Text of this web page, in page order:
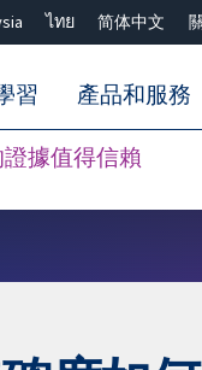
ไทย 简体中文
據值得信賴
習 產品和服務